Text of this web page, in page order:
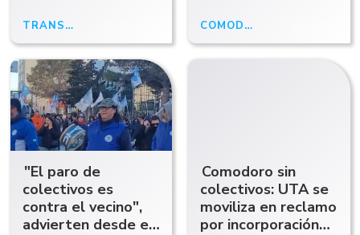
TRANSPORTE PÚBLICO COMODORO RIVADAVIA
"El paro de
colectivos es
contra el vecino",
advierten desde el
Comodoro sin
colectivos: UTA se
moviliza en reclamo
por incorporación